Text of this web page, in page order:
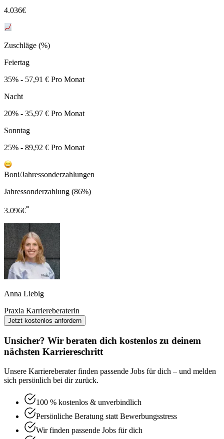
4.036€
Zuschläge (%)
Feiertag
35% - 57,91 € Pro Monat
Nacht
20% - 35,97 € Pro Monat
Sonntag
25% - 89,92 € Pro Monat
Boni/Jahressonderzahlungen
Jahressonderzahlung (86%)
3.096€*
Anna Liebig
Praxia Karriereberaterin
Jetzt kostenlos anfordern
Unsicher? Wir beraten dich kostenlos zu deinem
nächsten Karriereschritt
Unsere Karriereberater finden passende Jobs für dich – und melden
sich persönlich bei dir zurück.
100 % kostenlos & unverbindlich
Persönliche Beratung statt Bewerbungsstress
Wir finden passende Jobs für dich